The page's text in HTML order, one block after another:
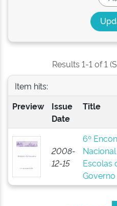
Results 1-1 of 1
Item hits:
Preview
Issue
Date
Title
2008-
12-15
6º
Escolas
Governo